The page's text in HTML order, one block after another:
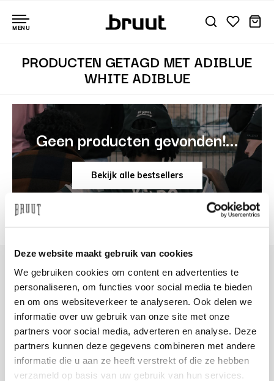
Deze website maakt gebruik van cookies
We gebruiken cookies om content en advertenties te
personaliseren, om functies voor social media te bieden
en om ons websiteverkeer te analyseren. Ook delen we
informatie over uw gebruik van onze site met onze
partners voor social media, adverteren en analyse. Deze
partners kunnen deze gegevens combineren met andere
informatie die u aan ze heeft verstrekt of die ze hebben
verzameld op basis van uw gebruik van hun services.
MENU
PRODUCTEN GETAGD MET ADIBLUE
WHITE ADIBLUE
Geen producten gevonden!...
Bekijk alle bestsellers
+31 23 205 2006
info@bruut.nl
Contact Formulier
Open 12:00 - 18:00
OPENINGSTIJDEN